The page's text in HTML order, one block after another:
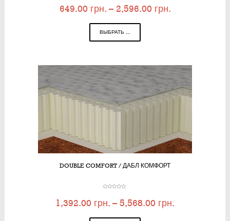
649.00 грн.– 2,596.00 грн.
ВЫБРАТЬ ...
DOUBLE COMFORT / ДАБЛ КОМФОРТ
1,392.00 грн. – 5,568.00 грн.